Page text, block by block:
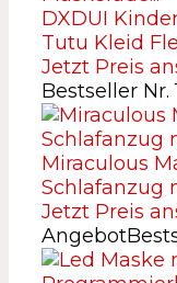
DXDUI
Tutu Kleid
Jetzt Preis
Bestseller Nr.
Miraculous
Schlafanzug
Jetzt Preis
Angebot